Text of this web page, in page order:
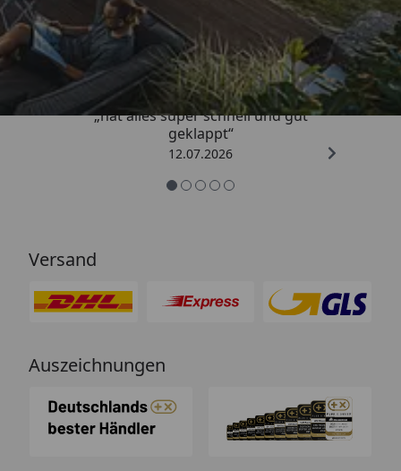
Trusted Shops
4,71/ 5
„hat alles super schnell und gut
geklappt“
12.07.2026
Versand
Auszeichnungen